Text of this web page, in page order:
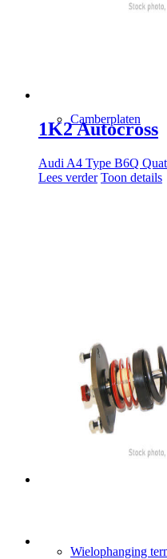
Camberplaten
Veren
Wielophanging
1K2 Autocross
Audi A4 Type B6Q
Lees verder Toon details